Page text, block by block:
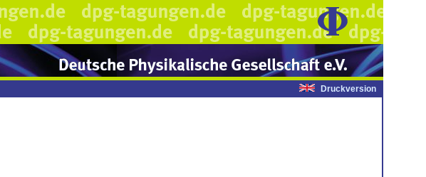
Druckversion